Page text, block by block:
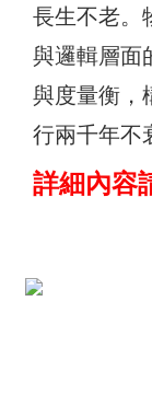
長生不老。
與邏輯層面
與度量衡，
行兩千年不
詳細內容